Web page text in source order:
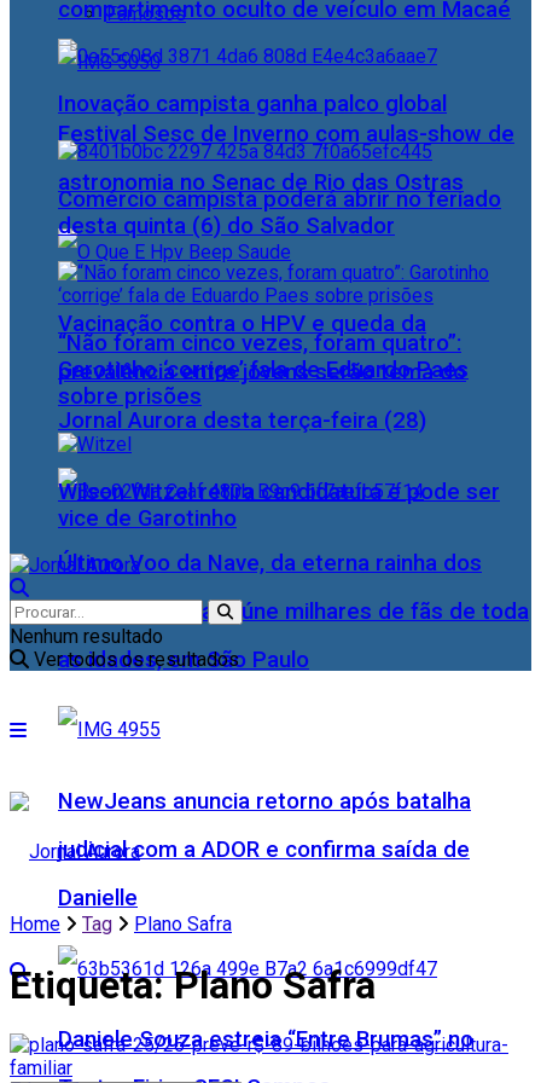
Famosos
Festival Sesc de Inverno com aulas-show de
astronomia no Senac de Rio das Ostras
Vacinação contra o HPV e queda da
prevalência entre jovens serão tema do
Jornal Aurora desta terça-feira (28)
Último Voo da Nave, da eterna rainha dos
Baixinhos, Xuxa reúne milhares de fãs de toda
as idades, em São Paulo
NewJeans anuncia retorno após batalha
judicial com a ADOR e confirma saída de
Danielle
Daniele Souza estreia “Entre Brumas” no
compartimento oculto de veículo em Macaé
Inovação campista ganha palco global
Comércio campista poderá abrir no feriado
desta quinta (6) do São Salvador
“Não foram cinco vezes, foram quatro”:
Garotinho ‘corrige’ fala de Eduardo Paes
sobre prisões
Wilson Witzel retira candidatura e pode ser
vice de Garotinho
Nenhum resultado
Ver todos os resultados
Home Tag Plano Safra
Etiqueta:Plano Safra